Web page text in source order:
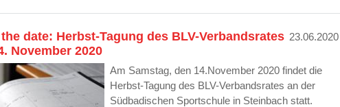
date: Herbst-Tagung des BLV-Verbandsrates
November 2020
23.06.2020
Am Samstag, den 14.November 2020 findet die
Herbst-Tagung des BLV-Verbandsrates an der
Südbadischen Sportschule in Steinbach statt.